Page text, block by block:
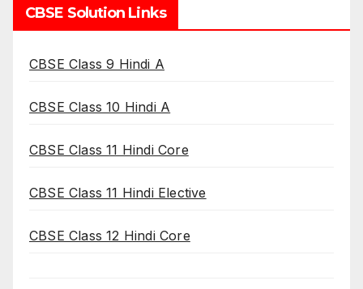
CBSE Solution Links
CBSE Class 9 Hindi A
CBSE Class 10 Hindi A
CBSE Class 11 Hindi Core
CBSE Class 11 Hindi Elective
CBSE Class 12 Hindi Core